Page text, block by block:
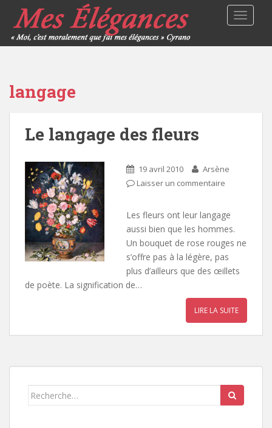
langage
Le langage des fleurs
19 avril 2010
Arsène
Laisser un commentaire
Les fleurs ont leur langage
aussi bien que les hommes.
Un bouquet de rose rouges ne
s’offre pas à la légère, pas
plus d’ailleurs que des œillets
de poète. La signification de…
LIRE LA SUITE
Search